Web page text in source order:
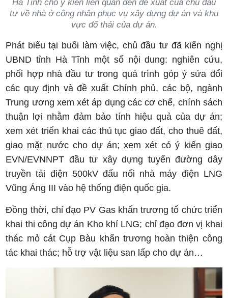
Hà Tĩnh cho ý kiến liên quan đến đề xuất của chủ đầu
tư về nhà ở công nhân phục vụ xây dựng dự án và khu
vực đổ thải của dự án.
Phát biểu tại buổi làm việc, chủ đầu tư đã kiến nghị
UBND tỉnh Hà Tĩnh một số nội dung: nghiên cứu,
phối hợp nhà đầu tư trong quá trình góp ý sửa đổi
các quy định và đề xuất Chính phủ, các bộ, ngành
Trung ương xem xét áp dụng các cơ chế, chính sách
thuận lợi nhằm đảm bảo tính hiệu quả của dự án;
xem xét triển khai các thủ tục giao đất, cho thuê đất,
giao mặt nước cho dự án; xem xét có ý kiến giao
EVN/EVNNPT đầu tư xây dựng tuyến đường dây
truyền tải điện 500kV đấu nối nhà máy điện LNG
Vũng Áng III vào hệ thống điện quốc gia.
Đồng thời, chỉ đạo PV Gas khẩn trương tổ chức triển
khai thi công dự án Kho khí LNG; chỉ đạo đơn vị khai
thác mỏ cát Cụp Bàu khẩn trương hoàn thiện công
tác khai thác; hỗ trợ vật liệu san lấp cho dự án…